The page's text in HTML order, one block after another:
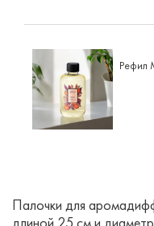
Рефил
Палочки для